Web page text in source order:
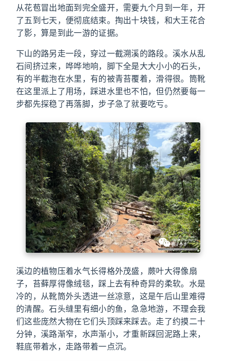
从花苞冒出地面到完全盛开，需要九个月到一年，开
了五到七天，便彻底结束。掏出十块钱，和大王花合
了影，算是到此一游的证据。
下山的路另走一段，穿过一截溯溪的路段。溪水从乱
石间挤过来，哗哗地响，脚下全是大大小小的石头，
有的半截泡在水里，有的被青苔覆着，滑得很。筒靴
在这里派上了用场，踩进水里也不怕，但仍然要每一
步都先探稳了再落脚，步子急了就要吃亏。
溪边的植物压着水气长得格外茂盛，蕨叶大得像扇
子，苔藓厚得像绒毯，踩上去有种奇异的柔软。水是
冷的，从靴筒外头透进一丝凉意，这是午后山里难得
的清醒。石头缝里有细小的鱼，急急地游，不理会我
们这些庞然大物在它们头顶踩来踩去。走了约摸二十
分钟，溪路渐窄，水声渐小，才重新踩回泥路上来，
鞋底带着水，走路带着一点沉。